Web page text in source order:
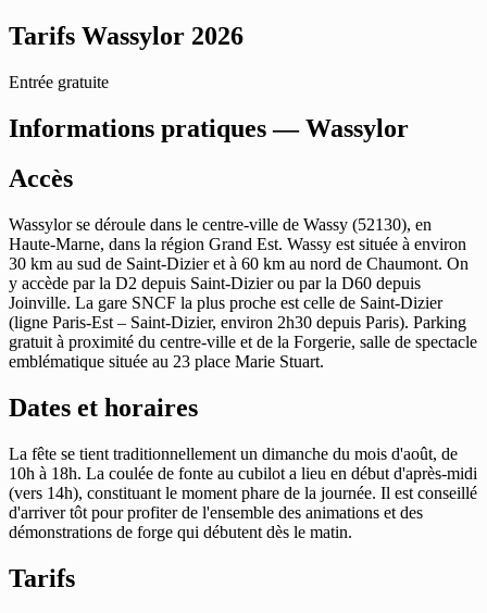
Tarifs Wassylor 2026
Entrée gratuite
Informations pratiques — Wassylor
Accès
Wassylor se déroule dans le centre-ville de Wassy (52130), en
Haute-Marne, dans la région Grand Est. Wassy est située à environ
30 km au sud de Saint-Dizier et à 60 km au nord de Chaumont. On
y accède par la D2 depuis Saint-Dizier ou par la D60 depuis
Joinville. La gare SNCF la plus proche est celle de Saint-Dizier
(ligne Paris-Est – Saint-Dizier, environ 2h30 depuis Paris). Parking
gratuit à proximité du centre-ville et de la Forgerie, salle de spectacle
emblématique située au 23 place Marie Stuart.
Dates et horaires
La fête se tient traditionnellement un dimanche du mois d'août, de
10h à 18h. La coulée de fonte au cubilot a lieu en début d'après-midi
(vers 14h), constituant le moment phare de la journée. Il est conseillé
d'arriver tôt pour profiter de l'ensemble des animations et des
démonstrations de forge qui débutent dès le matin.
Tarifs